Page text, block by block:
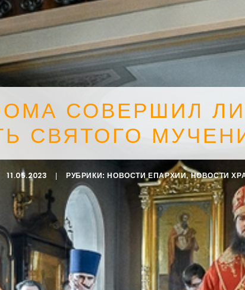
СОВЕРШИЛ
СВЯТОГО
11.05.2023 РУБРИКИ: НОВОСТИ ЕПАРХИИ,НОВОСТИ